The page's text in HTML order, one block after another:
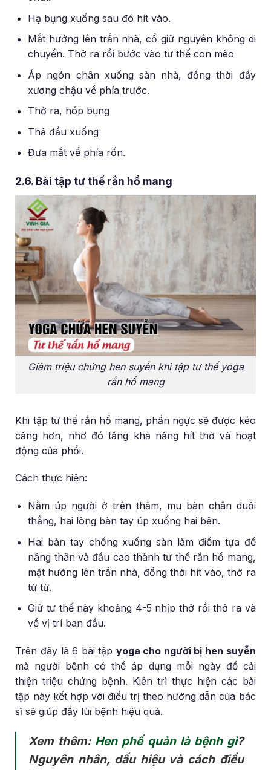
Hạ bụng xuống sau đó hít vào.
Mắt hướng lên trần nhà, cổ giữ nguyên không di
chuyển. Thở ra rồi bước vào tư thế con mèo
Áp ngón chân xuống sàn nhà, đồng thời đẩy
xương chậu về phía trước.
Thở ra, hóp bụng
Thả đầu xuống
Đưa mắt về phía rốn.
2.6. Bài tập tư thế rắn hổ mang
Giảm triệu chứng hen suyễn khi tập tư thế yoga
rắn hổ mang
Khi tập tư thế rắn hổ mang, phần ngực sẽ được kéo
căng hơn, nhờ đó tăng khả năng hít thở và hoạt
động của phổi.
Cách thực hiện:
Nằm úp người ở trên thảm, mu bàn chân duỗi
thẳng, hai lòng bàn tay úp xuống hai bên.
Hai bàn tay chống xuống sàn làm điểm tựa để
nâng thân và đầu cao thành tư thế rắn hổ mang,
mặt hướng lên trần nhà, đồng thời hít vào, thở ra
từ từ.
Giữ tư thế này khoảng 4-5 nhịp thở rồi thở ra và
về vị trí ban đầu.
Trên đây là 6 bài tập yoga cho người bị hen suyễn
mà người bệnh có thể áp dụng mỗi ngày để cải
thiện triệu chứng bệnh. Kiên trì thực hiện các bài
tập này kết hợp với điều trị theo hướng dẫn của bác
sĩ sẽ giúp đẩy lùi bệnh hiệu quả.
Xem thêm: Hen phế quản là bệnh gì?
Nguyên nhân, dấu hiệu và cách điều